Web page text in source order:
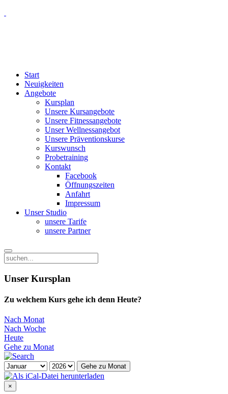
Start
Neuigkeiten
Angebote
Kursplan
Unsere Kursangebote
Unsere Fitnessangebote
Unser Wellnessangebot
Unsere Präventionskurse
Kurswunsch
Probetraining
Kontakt
Facebook
Öffnungszeiten
Anfahrt
Impressum
Unser Studio
unsere Tarife
unsere Partner
Unser Kursplan
Zu welchem Kurs gehe ich denn Heute?
Nach Monat
Nach Woche
Heute
Gehe zu Monat
Gehe zu Monat
×